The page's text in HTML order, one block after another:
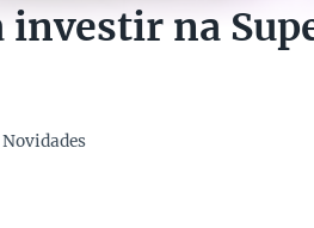
na
Novidades